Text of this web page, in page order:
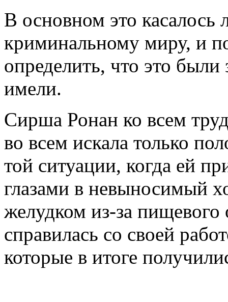
В основном это
криминальному миру, и
определить, что это
имели.
Сирша Ронан ко всем
во всем искала только
той ситуации, когда ей
глазами в невыносимый
желудком из-за пищевого
справилась со своей
которые в итоге